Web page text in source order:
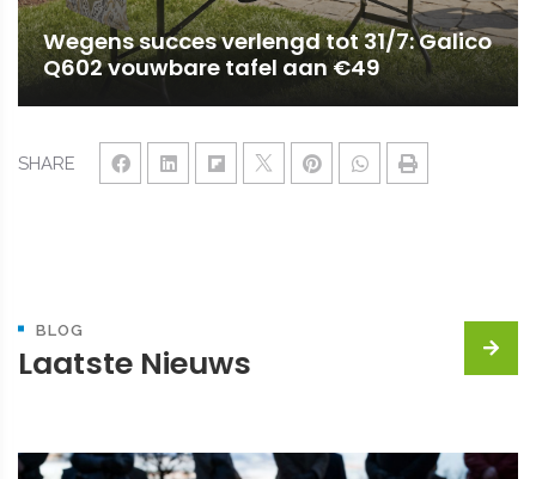
SHARE
Wegens succes verlengd tot 31/7: Galico
Q602 vouwbare tafel aan €49
BLOG
Laatste Nieuws